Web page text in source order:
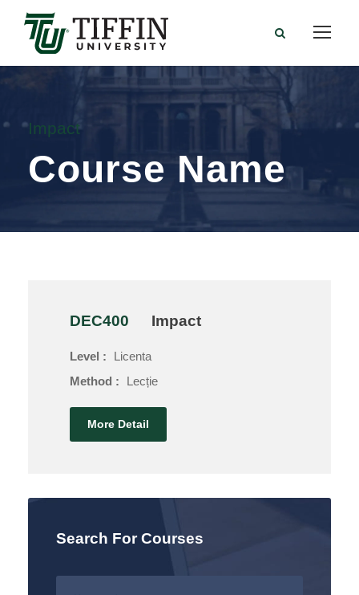
Impact
Course Name
DEC400 Impact
Level :
Licenta
Method :
Lecție
More Detail
Search For Courses